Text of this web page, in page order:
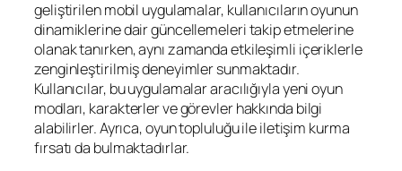
geliştirilen mobil uygulamalar, kullanıcıların oyunun
dinamiklerine dair güncellemeleri takip etmelerine
olanak tanırken, aynı zamanda etkileşimli içeriklerle
zenginleştirilmiş deneyimler sunmaktadır.
Kullanıcılar, bu uygulamalar aracılığıyla yeni oyun
modları, karakterler ve görevler hakkında bilgi
alabilirler. Ayrıca, oyun topluluğu ile iletişim kurma
fırsatı da bulmaktadırlar.